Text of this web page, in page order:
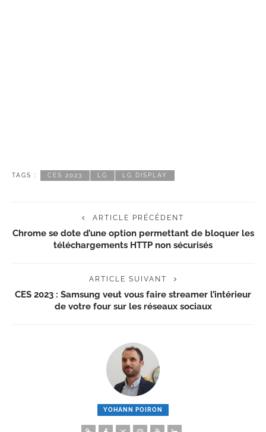
TAGS : CES 2023 LG LG DISPLAY
ARTICLE PRÉCÉDENT
Chrome se dote d’une option permettant de bloquer les
téléchargements HTTP non sécurisés
ARTICLE SUIVANT
CES 2023 : Samsung veut vous faire streamer l’intérieur
de votre four sur les réseaux sociaux
YOHANN POIRON